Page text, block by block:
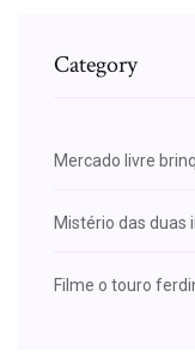
Category
Mercado livre
Mistério das duas
Filme o touro